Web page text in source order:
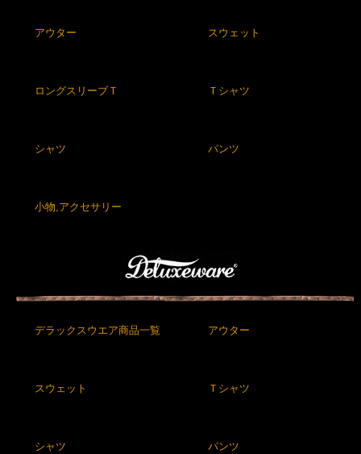
アウター スウェット
ロングスリーブＴ Ｔシャツ
シャツ パンツ
小物,アクセサリー
デラックスウエア商品一覧 アウター
スウェット Ｔシャツ
シャツ パンツ